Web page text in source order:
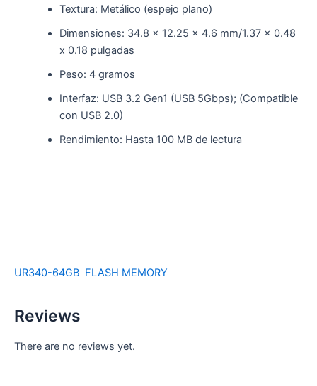
Textura: Metálico (espejo plano)
Dimensiones: 34.8 x 12.25 x 4.6 mm/1.37 x 0.48
x 0.18 pulgadas
Peso: 4 gramos
Interfaz: USB 3.2 Gen1 (USB 5Gbps); (Compatible
con USB 2.0)
Rendimiento: Hasta 100 MB de lectura
UR340-64GB FLASH MEMORY
Reviews
There are no reviews yet.